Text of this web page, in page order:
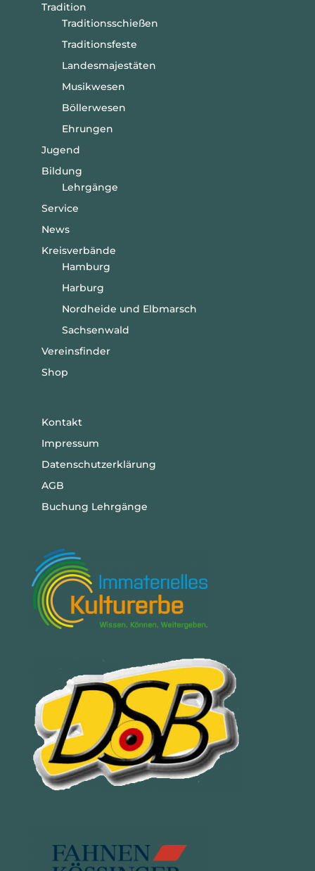
Tradition
Traditionsschießen
Traditionsfeste
Landesmajestäten
Musikwesen
Böllerwesen
Ehrungen
Jugend
Bildung
Lehrgänge
Service
News
Kreisverbände
Hamburg
Harburg
Nordheide und Elbmarsch
Sachsenwald
Vereinsfinder
Shop
Kontakt
Impressum
Datenschutzerklärung
AGB
Buchung Lehrgänge